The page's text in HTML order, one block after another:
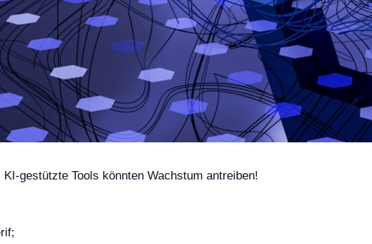
gestützte Tools könnten Wachstum antreiben!